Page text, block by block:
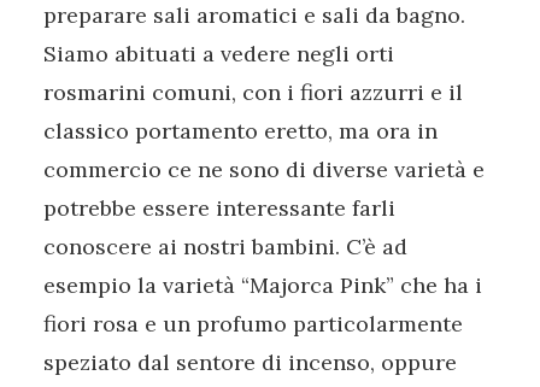
preparare sali aromatici e sali da bagno.
Siamo abituati a vedere negli orti
rosmarini comuni, con i fiori azzurri e il
classico portamento eretto, ma ora in
commercio ce ne sono di diverse varietà e
potrebbe essere interessante farli
conoscere ai nostri bambini. C’è ad
esempio la varietà “Majorca Pink” che ha i
fiori rosa e un profumo particolarmente
speziato dal sentore di incenso, oppure